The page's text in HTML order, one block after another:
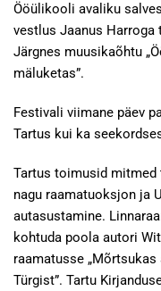
Ööülikooli avaliku
vestlus Jaanus Harroga
Järgnes muusikaõhtu
mäluketas”.
Festivali viimane päev
Tartus kui ka
Tartus toimusid mitmed
nagu raamatuoksjon ja
autasustamine.
kohtuda poola autori
raamatusse
Türgist”. Tartu